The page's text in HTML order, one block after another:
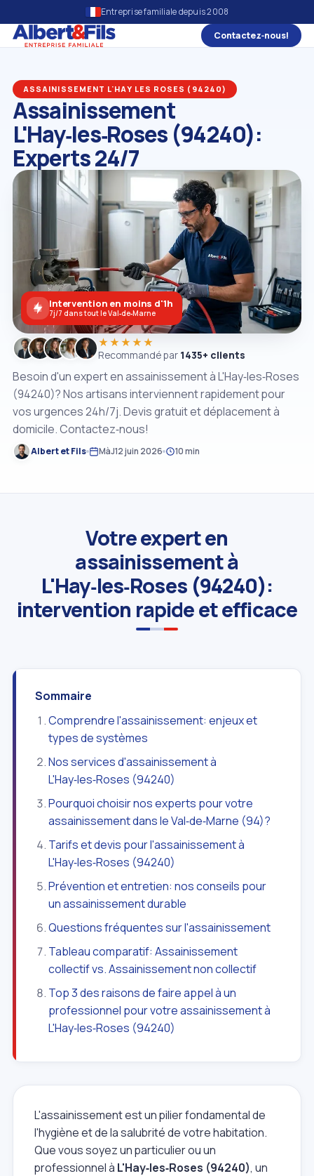
Entreprise familiale depuis 2008
Contactez‑nous!
ASSAINISSEMENT L'HAY LES ROSES (94240)
Assainissement
L'Hay‑les‑Roses (94240):
Experts 24/7
Besoin d'un expert en assainissement à L'Hay‑les‑Roses
(94240)? Nos artisans interviennent rapidement pour
vos urgences 24h/7j. Devis gratuit et déplacement à
domicile. Contactez‑nous!
Albert et Fils MàJ12 juin 2026 10 min
★★★★★
Recommandé par 1435+ clients
Intervention en moins d'1h
7j/7 dans tout le Val‑de‑Marne
Votre expert en
assainissement à
L'Hay‑les‑Roses (94240):
intervention rapide et efficace
Sommaire
Comprendre l'assainissement: enjeux et
types de systèmes
Nos services d'assainissement à
L'Hay‑les‑Roses (94240)
Pourquoi choisir nos experts pour votre
assainissement dans le Val‑de‑Marne (94)?
Tarifs et devis pour l'assainissement à
L'Hay‑les‑Roses (94240)
Prévention et entretien: nos conseils pour
un assainissement durable
Questions fréquentes sur l'assainissement
Tableau comparatif: Assainissement
collectif vs. Assainissement non collectif
Top 3 des raisons de faire appel à un
professionnel pour votre assainissement à
L'Hay‑les‑Roses (94240)
L'assainissement est un pilier fondamental de
l'hygiène et de la salubrité de votre habitation.
Que vous soyez un particulier ou un
professionnel à L'Hay‑les‑Roses (94240), un